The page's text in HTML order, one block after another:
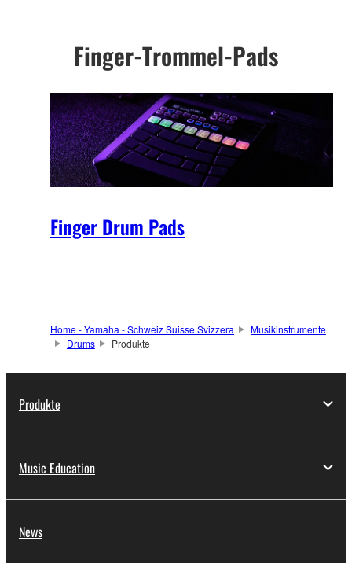
Finger-Trommel-Pads
Finger Drum Pads
Home - Yamaha - Schweiz Suisse Svizzera
Musikinstrumente
Drums
Produkte
Produkte
Music Education
News